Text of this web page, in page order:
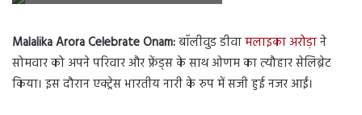
Malalika Arora Celebrate Onam:बॉलीवुड डीवामलाइका अरोड़ाने
सोमवार को अपने परिवार और फ्रेंड्स के साथ ओणम का त्यौहार सेलिब्रेट
किया। इस दौरान एक्ट्रेस भारतीय नारी के रुप में सजी हुई नजर आईं।